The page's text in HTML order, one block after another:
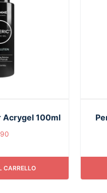
Acrygel 100ml
CARRELLO